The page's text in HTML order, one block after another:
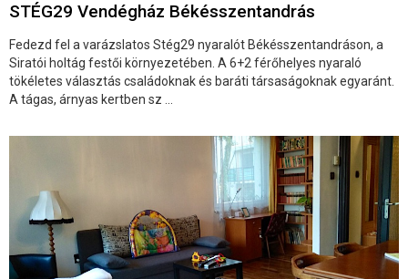
STÉG29 Vendégház Békésszentandrás
Fedezd fel a varázslatos Stég29 nyaralót Békésszentandráson, a
Siratói holtág festői környezetében. A 6+2 férőhelyes nyaraló
tökéletes választás családoknak és baráti társaságoknak egyaránt.
A tágas, árnyas kertben sz ...